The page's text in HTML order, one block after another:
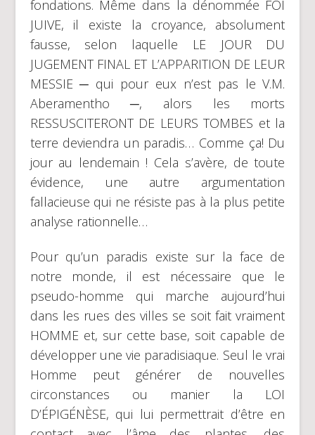
fondations. Même dans la dénommée FOI
JUIVE, il existe la croyance, absolument
fausse, selon laquelle LE JOUR DU
JUGEMENT FINAL ET L’APPARITION DE LEUR
MESSIE ─ qui pour eux n’est pas le V.M.
Aberamentho ─, alors les morts
RESSUSCITERONT DE LEURS TOMBES et la
terre deviendra un paradis… Comme ça! Du
jour au lendemain ! Cela s’avère, de toute
évidence, une autre argumentation
fallacieuse qui ne résiste pas à la plus petite
analyse rationnelle…
Pour qu’un paradis existe sur la face de
notre monde, il est nécessaire que le
pseudo-homme qui marche aujourd’hui
dans les rues des villes se soit fait vraiment
HOMME et, sur cette base, soit capable de
développer une vie paradisiaque. Seul le vrai
Homme peut générer de nouvelles
circonstances ou manier la LOI
D’ÉPIGÉNÈSE, qui lui permettrait d’être en